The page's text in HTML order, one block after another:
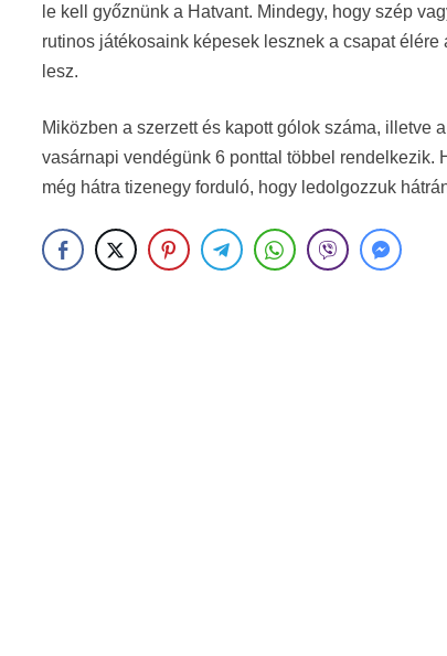
le kell győznünk a Hatvant. Mindegy, hogy szép
rutinos játékosaink képesek lesznek a csapat
lesz.
Miközben a szerzett és kapott gólok száma, illetve
vasárnapi vendégünk 6 ponttal többel
még hátra tizenegy forduló, hogy ledolgozzuk